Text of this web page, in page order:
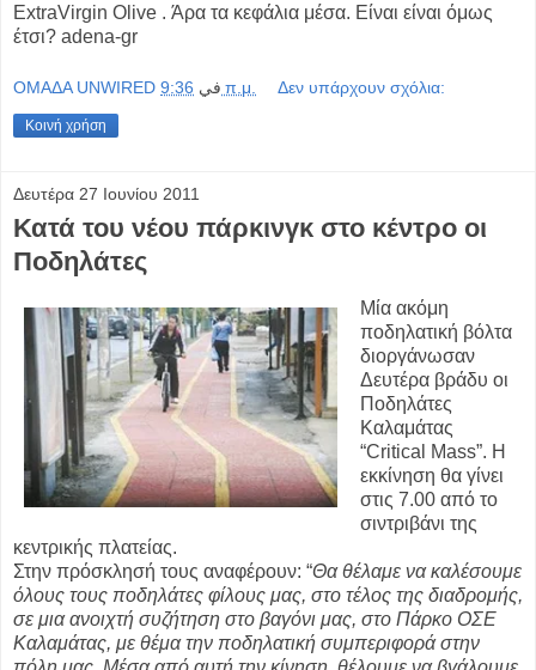
ExtraVirgin Olive . Άρα τα κεφάλια μέσα. Είναι είναι όμως
έτσι? adena-gr
OMAΔΑ UNWIRED في 9:36 π.μ. Δεν υπάρχουν σχόλια:
Κοινή χρήση
Δευτέρα 27 Ιουνίου 2011
Κατά του νέου πάρκινγκ στο κέντρο οι
Ποδηλάτες
Μία ακόμη
ποδηλατική βόλτα
διοργάνωσαν
Δευτέρα βράδυ οι
Ποδηλάτες
Καλαμάτας
“Critical Mass”. Η
εκκίνηση θα γίνει
στις 7.00 από το
σιντριβάνι της
κεντρικής πλατείας.
Στην πρόσκλησή τους αναφέρουν: “Θα θέλαμε να καλέσουμε
όλους τους ποδηλάτες φίλους μας, στο τέλος της διαδρομής,
σε μια ανοιχτή συζήτηση στο βαγόνι μας, στο Πάρκο ΟΣΕ
Καλαμάτας, με θέμα την ποδηλατική συμπεριφορά στην